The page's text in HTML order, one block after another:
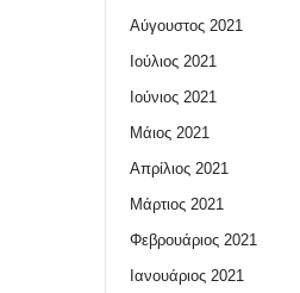
Αύγουστος 2021
Ιούλιος 2021
Ιούνιος 2021
Μάιος 2021
Απρίλιος 2021
Μάρτιος 2021
Φεβρουάριος 2021
Ιανουάριος 2021